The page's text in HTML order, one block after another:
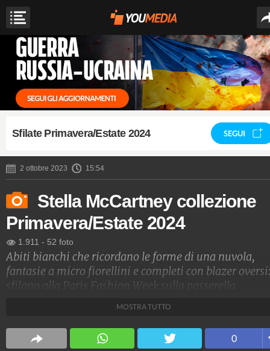
Sfilate Primavera/Estate 2024 SEGUI
2 ottobre 2023 15:54
Stella McCartney collezione
Primavera/Estate 2024
1.911 - 52 foto
Abiti bianchi che ricordano le forme di una nuvola,
fantasie a micro fiorellini e completi con blazer
sfilano alla Paris Fashion Week sulla passerella
Stile e trend
1.515.103.977 1.957 video 138.074 foto
MOSTRA TUTTO
0